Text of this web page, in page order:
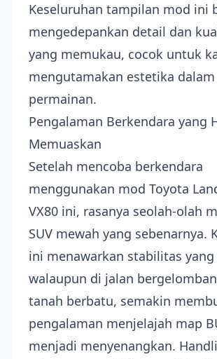
Keseluruhan tampilan mod ini
mengedepankan detail dan
yang memukau, cocok untuk
mengutamakan estetika dalam
permainan.
Pengalaman Berkendara yang
Memuaskan
Setelah mencoba berkendara
menggunakan mod Toyota
VX80 ini, rasanya seolah-olah
SUV mewah yang sebenarnya.
ini menawarkan stabilitas
walaupun di jalan
tanah berbatu, semakin
pengalaman menjelajah map
menjadi menyenangkan.